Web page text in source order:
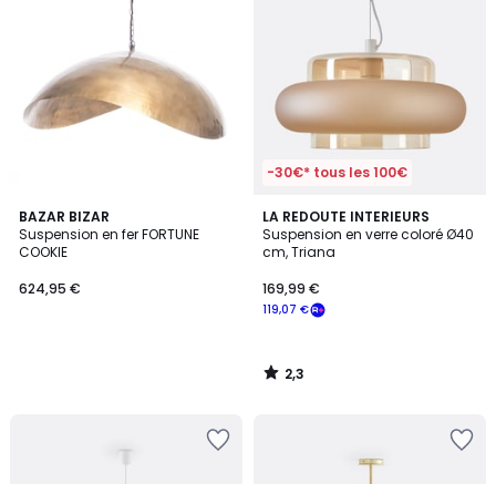
BAZAR BIZAR
Suspension en fer FORTUNE
COOKIE
624,95 €
-30€* tous les 100€
LA REDOUTE INTERIEURS
Suspension en verre coloré Ø40
cm, Triana
119,07 €
169,99 €
2,3
/ 5
2,3
/